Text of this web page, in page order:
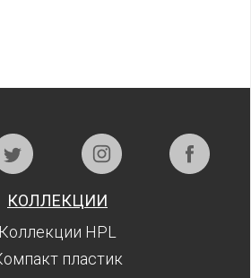
КОЛЛЕКЦИИ
Коллекции HPL
пластик